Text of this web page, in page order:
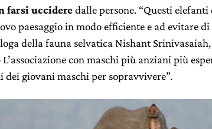
farsi uccideredalle persone. “Questi
paesaggio in modo efficiente e ad evitare di
della fauna selvatica Nishant
con maschi più anziani più
dei giovani maschi per sopravvivere”.